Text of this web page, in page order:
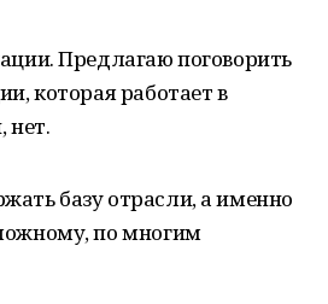
Предлагаю поговорить
которая работает в
нет.
базу отрасли, а именно
по многим